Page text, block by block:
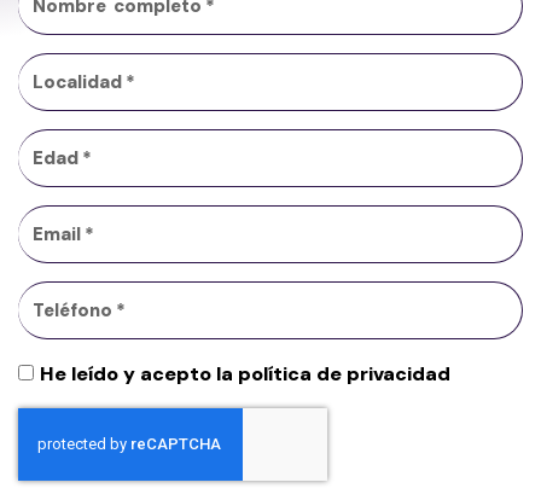
He leído y acepto la política de privacidad